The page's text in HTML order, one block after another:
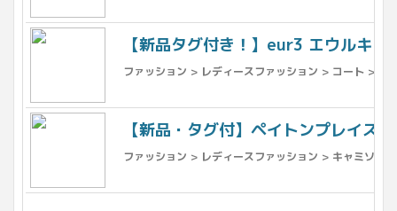
【新品タグ付き！】eur3 エウルキ
ファッション > レディースファッション > コート > コ
【新品・タグ付】ペイトンプレイ
ファッション > レディースファッション > キャミソール